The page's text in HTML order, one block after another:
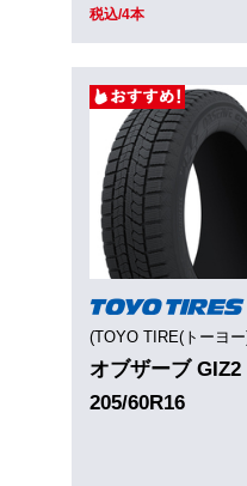
税込/4本
(TOYO TIRE(トーヨ
オブザーブ GIZ2
205/60R16